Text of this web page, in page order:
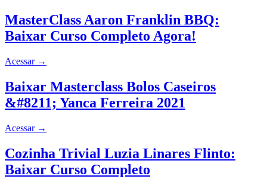
MasterClass Aaron Franklin BBQ:
Baixar Curso Completo Agora!
Acessar →
Baixar Masterclass Bolos Caseiros
&#8211; Yanca Ferreira 2021
Acessar →
Cozinha Trivial Luzia Linares Flinto:
Baixar Curso Completo